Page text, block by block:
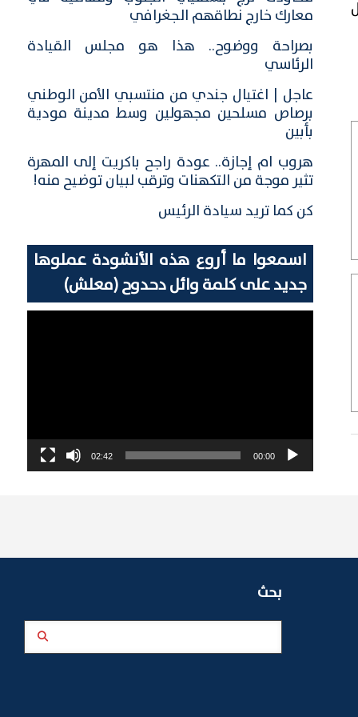
معارك خارج نطاقهم الجغرافي
بصراحة ووضوح.. هذا هو مجلس القيادة
الرئاسي
عاجل | اغتيال جندي من منتسبي الأمن الوطني
برصاص مسلحين مجهولين وسط مدينة مودية
بأبين
هروب ام إجازة.. عودة راجح باكريت إلى المهرة
تثير موجة من التكهنات وترقب لبيان توضيح منه!
كن كما تريد سيادة الرئيس
اسمعوا ما أروع هذه الأنشودة عملوها
جديد على كلمة وائل دحدوح (معلش)
00:00
02:42
بحث